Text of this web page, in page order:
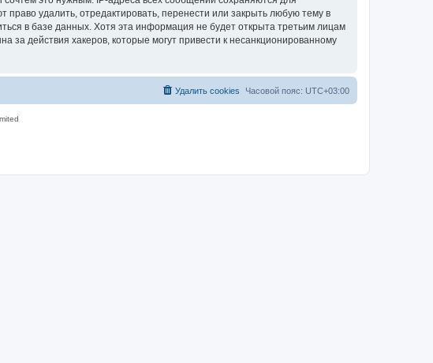
удалить, отредактировать, перенести или закрыть любую тему в
в базе данных. Хотя эта информация не будет открыта третьим лицам
действия хакеров, которые могут привести к несанкционированному
Часовой пояс: UTC+03:00
Удалить cookies